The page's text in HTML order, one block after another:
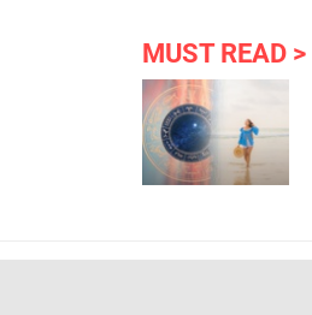
MUST READ